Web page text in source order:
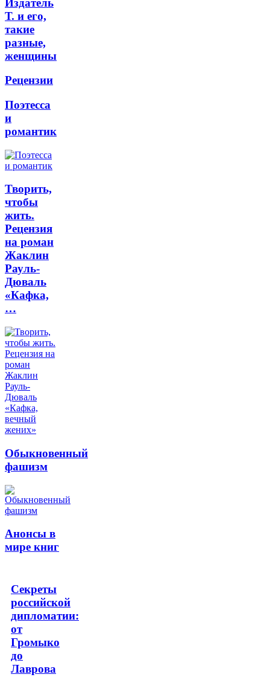
Т. и его,
такие
разные,
женщины
Рецензии
Поэтесса
и
романтик
Творить,
чтобы
жить.
Рецензия
на роман
Жаклин
Рауль-
Дюваль
«Кафка,
…
Обыкновенный
фашизм
Анонсы в
мире книг
Секреты
российской
дипломатии:
от
Громыко
до
Лаврова